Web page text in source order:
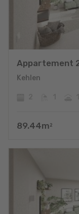
Appartement
Kehlen
89.44m 2